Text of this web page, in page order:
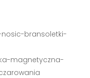
bransoletki-
magnetyczna-